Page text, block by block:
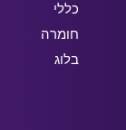
כללי
חומרה
בלוג